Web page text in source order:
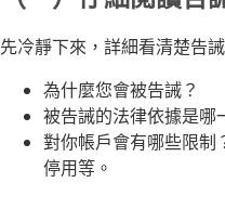
先冷靜下來，詳細看清楚告
為什麼您會被告誡？
被告誡的法律依據是哪
對你帳戶會有哪些限制
停用等。